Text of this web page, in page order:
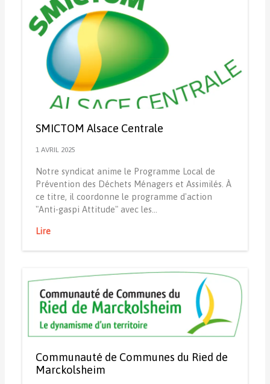
SMICTOM Alsace Centrale
1 AVRIL 2025
Notre syndicat anime le Programme Local de
Prévention des Déchets Ménagers et Assimilés. À
ce titre, il coordonne le programme d'action
"Anti-gaspi Attitude" avec les…
Lire
Communauté de Communes du Ried de
Marckolsheim